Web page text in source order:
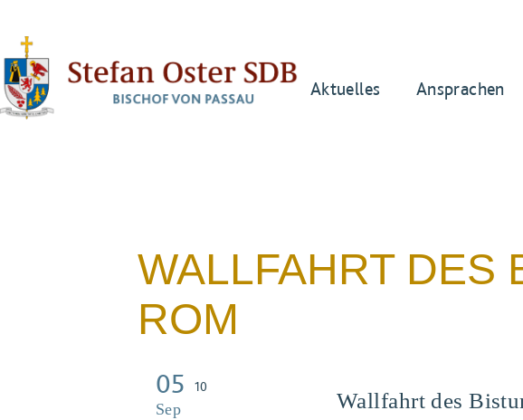
Aktuelles Ansprachen
WALLFAHRT DES
ROM
05
Sep
10
Wallfahrt des